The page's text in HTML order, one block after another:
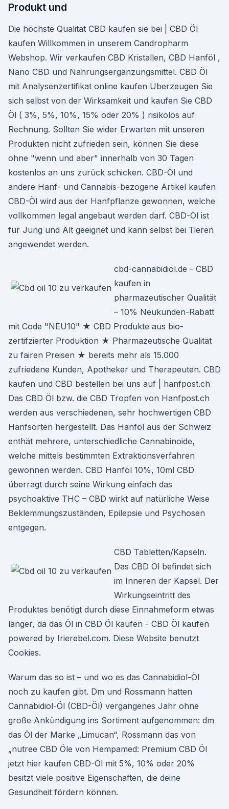
Produkt und
Die höchste Qualität CBD kaufen sie bei | CBD Öl
kaufen Willkommen in unserem Candropharm
Webshop. Wir verkaufen CBD Kristallen, CBD Hanföl ,
Nano CBD und Nahrungsergänzungsmittel. CBD Öl
mit Analysenzertifikat online kaufen Überzeugen Sie
sich selbst von der Wirksamkeit und kaufen Sie CBD
Öl ( 3%, 5%, 10%, 15% oder 20% ) risikolos auf
Rechnung. Sollten Sie wider Erwarten mit unseren
Produkten nicht zufrieden sein, können Sie diese
ohne "wenn und aber" innerhalb von 30 Tagen
kostenlos an uns zurück schicken. CBD-Öl und
andere Hanf- und Cannabis-bezogene Artikel kaufen
CBD-Öl wird aus der Hanfpflanze gewonnen, welche
vollkommen legal angebaut werden darf. CBD-Öl ist
für Jung und Alt geeignet und kann selbst bei Tieren
angewendet werden.
cbd-cannabidiol.de - CBD
kaufen in
pharmazeutischer Qualität
– 10% Neukunden-Rabatt
mit Code "NEU10" ★ CBD Produkte aus bio-
zertifzierter Produktion ★ Pharmazeutische Qualität
zu fairen Preisen ★ bereits mehr als 15.000
zufriedene Kunden, Apotheker und Therapeuten. CBD
kaufen und CBD bestellen bei uns auf | hanfpost.ch
Das CBD Öl bzw. die CBD Tropfen von Hanfpost.ch
werden aus verschiedenen, sehr hochwertigen CBD
Hanfsorten hergestellt. Das Hanföl aus der Schweiz
enthät mehrere, unterschiedliche Cannabinoide,
welche mittels bestimmten Extraktionsverfahren
gewonnen werden. CBD Hanföl 10%, 10ml CBD
überragt durch seine Wirkung einfach das
psychoaktive THC – CBD wirkt auf natürliche Weise
Beklemmungszuständen, Epilepsie und Psychosen
entgegen.
CBD Tabletten/Kapseln.
Das CBD Öl befindet sich
im Inneren der Kapsel. Der
Wirkungseintritt des
Produktes benötigt durch diese Einnahmeform etwas
länger, da das Öl in CBD Öl kaufen - CBD Öl kaufen
powered by Irierebel.com. Diese Website benutzt
Cookies.
Warum das so ist – und wo es das Cannabidiol-Öl
noch zu kaufen gibt. Dm und Rossmann hatten
Cannabidiol-Öl (CBD-Öl) vergangenes Jahr ohne
große Ankündigung ins Sortiment aufgenommen: dm
das Öl der Marke „Limucan“, Rossmann das von
„nutree CBD Öle von Hempamed: Premium CBD Öl
jetzt hier kaufen CBD-Öl mit 5%, 10% oder 20%
besitzt viele positive Eigenschaften, die deine
Gesundheit fördern können.